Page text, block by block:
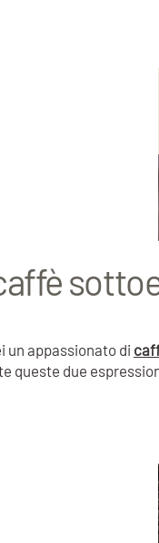
appassionato di
due